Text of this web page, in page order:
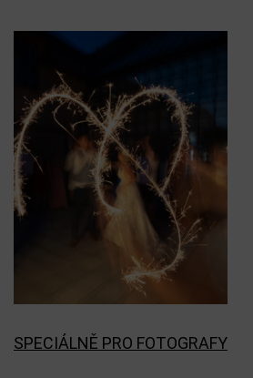
SPECIÁLNĚ PRO FOTOGRAFY